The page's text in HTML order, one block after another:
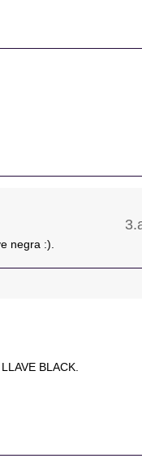
negra :).
BLACK.